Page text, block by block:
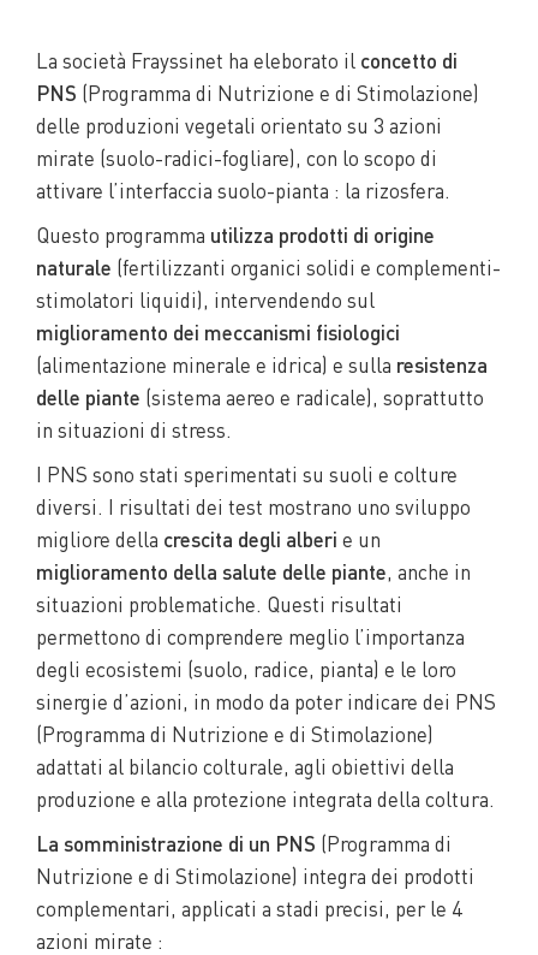
La società Frayssinet ha eleborato il concetto di
PNS (Programma di Nutrizione e di Stimolazione)
delle produzioni vegetali orientato su 3 azioni
mirate (suolo-radici-fogliare), con lo scopo di
attivare l’interfaccia suolo-pianta : la rizosfera.
Questo programma utilizza prodotti di origine
naturale (fertilizzanti organici solidi e complementi-
stimolatori liquidi), intervendendo sul
miglioramento dei meccanismi fisiologici
(alimentazione minerale e idrica) e sulla resistenza
delle piante (sistema aereo e radicale), soprattutto
in situazioni di stress.
I PNS sono stati sperimentati su suoli e colture
diversi. I risultati dei test mostrano uno sviluppo
migliore della crescita degli alberi e un
miglioramento della salute delle piante, anche in
situazioni problematiche. Questi risultati
permettono di comprendere meglio l’importanza
degli ecosistemi (suolo, radice, pianta) e le loro
sinergie d’azioni, in modo da poter indicare dei PNS
(Programma di Nutrizione e di Stimolazione)
adattati al bilancio colturale, agli obiettivi della
produzione e alla protezione integrata della coltura.
La somministrazione di un PNS (Programma di
Nutrizione e di Stimolazione) integra dei prodotti
complementari, applicati a stadi precisi, per le 4
azioni mirate :